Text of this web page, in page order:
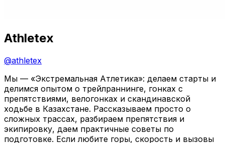
Athletex
@athletex
Мы — «Экстремальная Атлетика»: делаем старты и
делимся опытом о трейлраннинге, гонках с
препятствиями, велогонках и скандинавской
ходьбе в Казахстане. Рассказываем просто о
сложных трассах, разбираем препятствия и
экипировку, даем практичные советы по
подготовке. Если любите горы, скорость и вызовы